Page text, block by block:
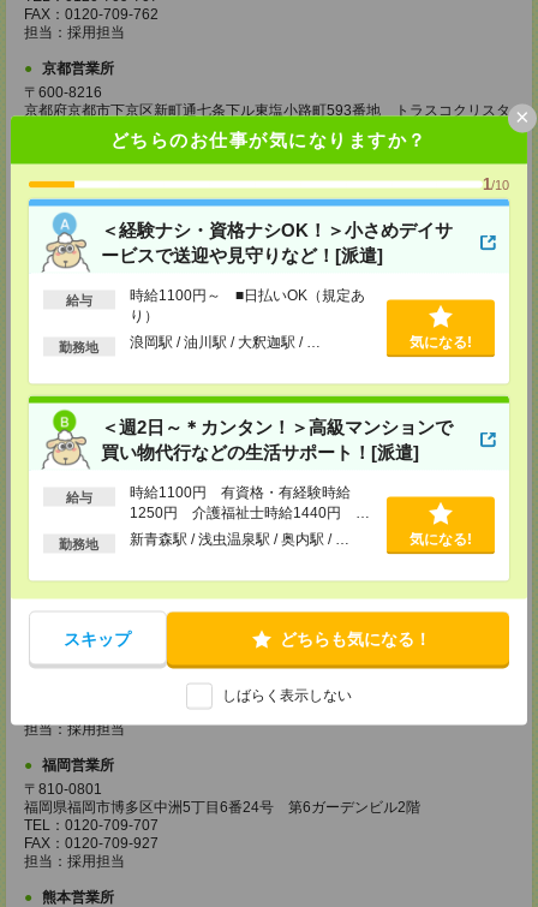
どちらのお仕事が気になりますか？
1/10
＜経験ナシ・資格ナシOK！＞小さめデイサ
ービスで送迎や見守りなど！[派遣]
給与
時給1100円～ ■日払いOK（規定あ
り）
勤務地 浪岡駅 / 油川駅 / 大釈迦駅 / … 気になる!
＜週2日～＊カンタン！＞高級マンションで
買い物代行などの生活サポート！[派遣]
給与
時給1100円 有資格・有経験時給
1250円 介護福祉士時給1440円 ■
日払いOK（規定あり）※即日払い不
勤務地 新青森駅 / 浅虫温泉駅 / 奥内駅 / … 気になる!
スキップ どちらも気になる！
しばらく表示しない
×
FAX：0120-709-762
担当：採用担当
京都営業所
〒600-8216
京都府京都市下京区新町通七条下ル東塩小路町593番地 トラスコクリスタ
TEL：0120-709-707
FAX：0120-709-751
担当：採用担当
大阪営業所
〒530-0017
大阪府大阪市北区角田町8番1号 大阪梅田ツインタワーズ・ノース34階
FAX：0120-992-568
神戸営業所
兵庫県神戸市中央区東川崎町1丁目3番3号 神戸ハーバーランドセンタービ
ル18階
TEL：0120-995-984
FAX：0120-709-785
担当：採用担当
広島営業所
広島県広島市中区紙屋町2丁目1番地22号 広島興銀ビル11階
FAX：0120-934-504
担当：採用担当
松山営業所
担当：採用担当
福岡営業所
〒810-0801
福岡県福岡市博多区中洲5丁目6番24号 第6ガーデンビル2階
TEL：0120-709-707
FAX：0120-709-927
担当：採用担当
熊本営業所